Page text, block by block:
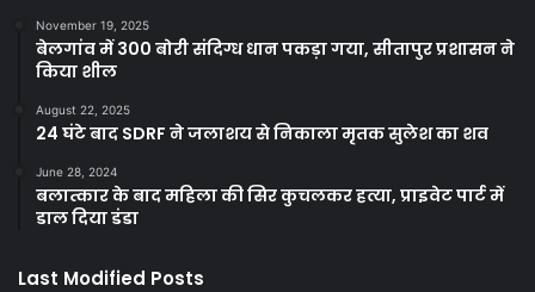
November 19, 2025
बेलगांव में 300 बोरी संदिग्ध धान पकड़ा गया, सीतापुर प्रशासन ने
किया शील
August 22, 2025
24 घंटे बाद SDRF ने जलाशय से निकाला मृतक सुलेश का शव
June 28, 2024
बलात्कार के बाद महिला की सिर कुचलकर हत्या, प्राइवेट पार्ट में
डाल दिया डंडा
Last Modified Posts